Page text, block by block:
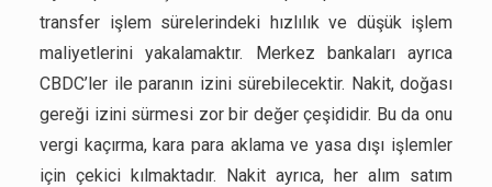
transfer işlem sürelerindeki hızlılık ve düşük işlem
maliyetlerini yakalamaktır. Merkez bankaları ayrıca
CBDC’ler ile paranın izini sürebilecektir. Nakit, doğası
gereği izini sürmesi zor bir değer çeşididir. Bu da onu
vergi kaçırma, kara para aklama ve yasa dışı işlemler
için çekici kılmaktadır. Nakit ayrıca, her alım satım